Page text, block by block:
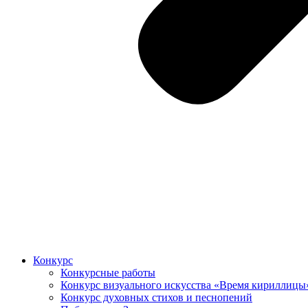
Конкурс
Конкурсные работы
Конкурс визуального искусства «Время
Конкурс духовных стихов и песнопений